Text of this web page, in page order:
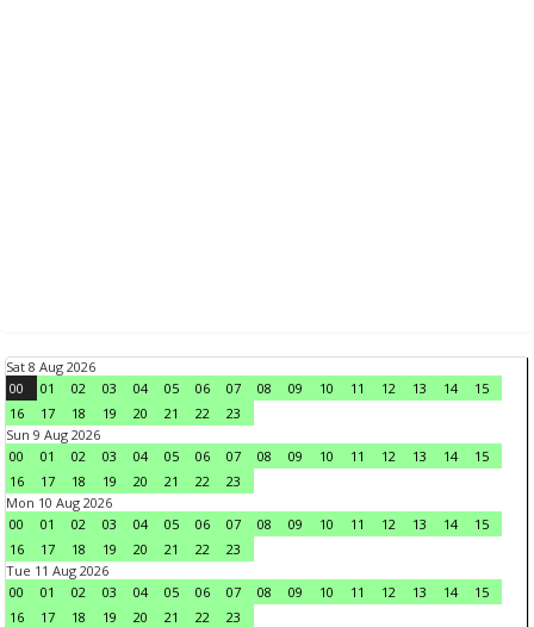
Sat 8 Aug 2026
00
01 02 03 04 05 06 07 08 09 10 11 12 13 14
15
16
17 18 19 20 21 22
23
Sun 9 Aug 2026
00
01 02 03 04 05 06 07 08 09 10 11 12 13 14
15
16
17 18 19 20 21 22
23
Mon 10 Aug 2026
00
01 02 03 04 05 06 07 08 09 10 11 12 13 14
15
16
17 18 19 20 21 22
23
Tue 11 Aug 2026
00
01 02 03 04 05 06 07 08 09 10 11 12 13 14
15
16
17 18 19 20 21 22
23